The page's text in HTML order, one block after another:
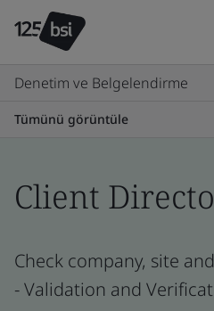
Denetim ve Belgelendirme
Tümünü görüntüle
Client
Check company, site
- Validation and